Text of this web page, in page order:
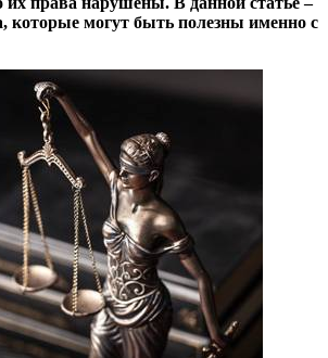
которые могут быть полезны именно с